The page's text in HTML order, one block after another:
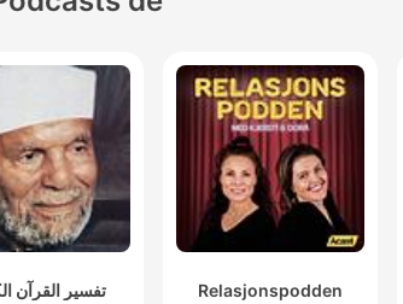
تفسير القرآن Relasjonspodden